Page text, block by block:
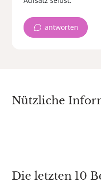
antworten
Nützliche
Die letzten 10